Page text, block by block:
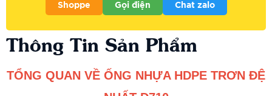
Shoppe Gọi điện Chat zalo
Thông Tin Sản Phẩm
TỔNG QUAN VỀ ỐNG NHỰA HDPE TRƠN ĐỆ